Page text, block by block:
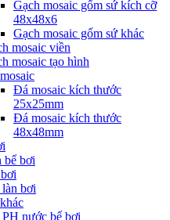
Gạch mosaic gốm sứ kích cỡ
48x48x6
Gạch mosaic gốm sứ khác
mosaic viền
mosaic tạo hình
Đá mosaic kích thước
25x25mm
Đá mosaic kích thước
48x48mm
bể bơi
bơi
nước bể bơi